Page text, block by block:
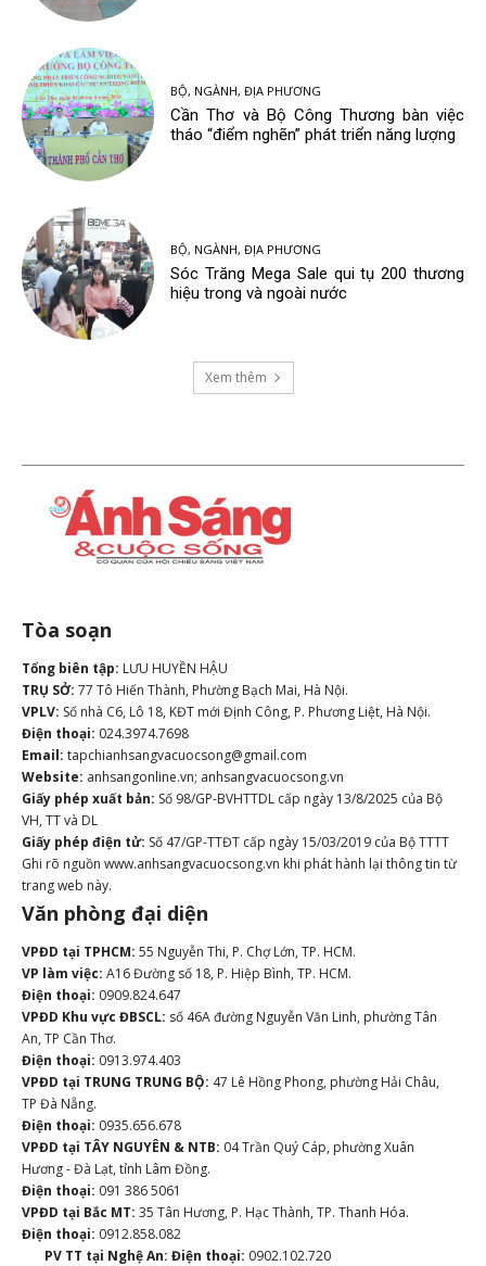
BỘ, NGÀNH, ĐỊA PHƯƠNG
Cần Thơ và Bộ Công Thương bàn việc
tháo “điểm nghẽn” phát triển năng lượng
BỘ, NGÀNH, ĐỊA PHƯƠNG
Sóc Trăng Mega Sale qui tụ 200 thương
hiệu trong và ngoài nước
Xem thêm
Tòa soạn
Tổng biên tập: LƯU HUYỀN HẬU
TRỤ SỞ: 77 Tô Hiến Thành, Phường Bạch Mai, Hà Nội.
VPLV: Số nhà C6, Lô 18, KĐT mới Định Công, P. Phương Liệt, Hà Nội.
Điện thoại: 024.3974.7698
Email: tapchianhsangvacuocsong@gmail.com
Website: anhsangonline.vn; anhsangvacuocsong.vn
Giấy phép xuất bản: Số 98/GP-BVHTTDL cấp ngày 13/8/2025 của Bộ
VH, TT và DL
Giấy phép điện tử: Số 47/GP-TTĐT cấp ngày 15/03/2019 của Bộ TTTT
Ghi rõ nguồn www.anhsangvacuocsong.vn khi phát hành lại thông tin từ
trang web này.
Văn phòng đại diện
VPĐD tại TPHCM: 55 Nguyễn Thi, P. Chợ Lớn, TP. HCM.
VP làm việc: A16 Đường số 18, P. Hiệp Bình, TP. HCM.
Điện thoại: 0909.824.647
VPĐD Khu vực ĐBSCL: số 46A đường Nguyễn Văn Linh, phường Tân
An, TP Cần Thơ.
Điện thoại: 0913.974.403
VPĐD tại TRUNG TRUNG BỘ: 47 Lê Hồng Phong, phường Hải Châu,
TP Đà Nẵng.
Điện thoại: 0935.656.678
VPĐD tại TÂY NGUYÊN & NTB: 04 Trần Quý Cáp, phường Xuân
Hương - Đà Lạt, tỉnh Lâm Đồng.
Điện thoại: 091 386 5061
VPĐD tại Bắc MT: 35 Tân Hương, P. Hạc Thành, TP. Thanh Hóa.
Điện thoại: 0912.858.082
PV TT tại Nghệ An: Điện thoại: 0902.102.720